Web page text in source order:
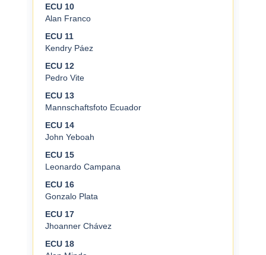
ECU 10
Alan Franco
ECU 11
Kendry Páez
ECU 12
Pedro Vite
ECU 13
Mannschaftsfoto Ecuador
ECU 14
John Yeboah
ECU 15
Leonardo Campana
ECU 16
Gonzalo Plata
ECU 17
Jhoanner Chávez
ECU 18